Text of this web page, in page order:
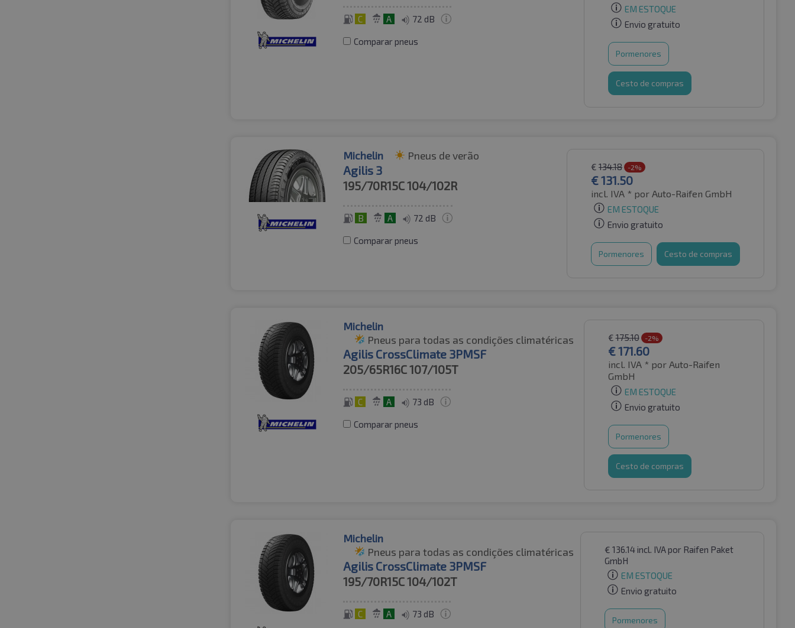
C A 72 dB
Comparar pneus
EM ESTOQUE
Envio gratuito
Pormenores
Cesto de compras
Michelin Pneus de verão
Agilis 3
195/70R15C104/102R
B A 72 dB
Comparar pneus
€ 134.18 -2%
€131.50
incl. IVA * por Auto-Raifen GmbH
EM ESTOQUE
Envio gratuito
Pormenores Cesto de compras
Michelin
Pneus para todas as condições climatéricas
Agilis CrossClimate 3PMSF
205/65R16C107/105T
C A 73 dB
Comparar pneus
€175.10 -2%
€171.60
incl. IVA * por Auto-Raifen
GmbH
EM ESTOQUE
Envio gratuito
Pormenores
Cesto de compras
Michelin
Pneus para todas as condições climatéricas
Agilis CrossClimate 3PMSF
195/70R15C104/102T
C A 73 dB
€ 136.14incl. IVApor Raifen Paket
GmbH
EM ESTOQUE
Envio gratuito
Pormenores